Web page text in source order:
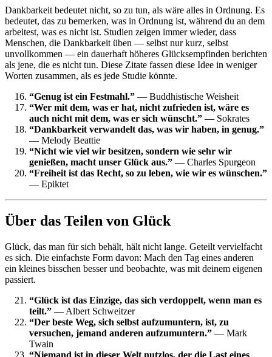
Dankbarkeit bedeutet nicht, so zu tun, als wäre alles in Ordnung. Es
bedeutet, das zu bemerken, was in Ordnung ist, während du an dem
arbeitest, was es nicht ist. Studien zeigen immer wieder, dass
Menschen, die Dankbarkeit üben — selbst nur kurz, selbst
unvollkommen — ein dauerhaft höheres Glücksempfinden berichten
als jene, die es nicht tun. Diese Zitate fassen diese Idee in weniger
Worten zusammen, als es jede Studie könnte.
“Genug ist ein Festmahl.” — Buddhistische Weisheit
“Wer mit dem, was er hat, nicht zufrieden ist, wäre es
auch nicht mit dem, was er sich wünscht.” — Sokrates
“Dankbarkeit verwandelt das, was wir haben, in genug.”
— Melody Beattie
“Nicht wie viel wir besitzen, sondern wie sehr wir
genießen, macht unser Glück aus.” — Charles Spurgeon
“Freiheit ist das Recht, so zu leben, wie wir es wünschen.”
— Epiktet
Über das Teilen von Glück
Glück, das man für sich behält, hält nicht lange. Geteilt vervielfacht
es sich. Die einfachste Form davon: Mach den Tag eines anderen
ein kleines bisschen besser und beobachte, was mit deinem eigenen
passiert.
“Glück ist das Einzige, das sich verdoppelt, wenn man es
teilt.” — Albert Schweitzer
“Der beste Weg, sich selbst aufzumuntern, ist, zu
versuchen, jemand anderen aufzumuntern.” — Mark
Twain